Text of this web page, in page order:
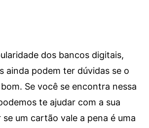
dos bancos digitais,
ainda podem ter dúvidas se o
Se você se encontra nessa
te ajudar com a sua
se um cartão vale a pena é uma